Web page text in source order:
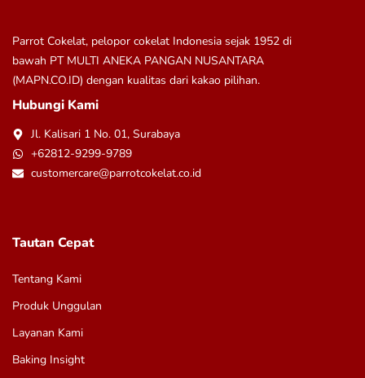
Parrot Cokelat, pelopor cokelat Indonesia sejak 1952 di
bawah PT MULTI ANEKA PANGAN NUSANTARA
(MAPN.CO.ID) dengan kualitas dari kakao pilihan.
Hubungi Kami
Jl. Kalisari 1 No. 01, Surabaya
+62812-9299-9789
customercare@parrotcokelat.co.id
Tautan Cepat
Tentang Kami
Produk Unggulan
Layanan Kami
Baking Insight